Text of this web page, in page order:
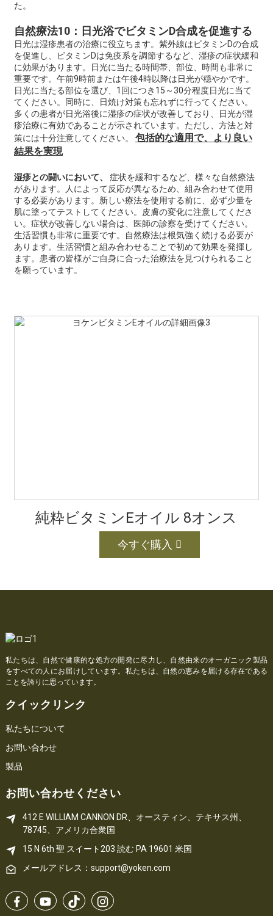
た。
自然療法10：日光浴でビタミンD合成を促進する
日光は湿疹患者の治療に役立ちます。紫外線はビタミンDの合成
を促進し、ビタミンDは免疫系を調節するなど、湿疹の症状緩和
に効果があります。日光に当たる時間帯、部位、時間も非常に
重要です。午前9時前または午後4時以降は日光が穏やかです。
日光に当たる部位を選び、1回につき15～30分程度日光に当て
てください。同時に、日焼け対策も忘れずに行ってください。
多くの患者が日光浴後に湿疹の症状が改善しており、日光が湿
疹治療に有効であることが示されています。ただし、方法と対
策には十分注意してください。 包括的な適用で、より良い
結果を実現
湿疹との闘いにおいて、
症状を緩和するなど、様々な自然療法
があります。人によって反応が異なるため、組み合わせて使用​​
する必要があります。新しい療法を使用する前に、必ず少量を
肌に塗ってテストしてください。皮膚の変化に注意してくださ
い。症状が改善しない場合は、医師の診察を受けてください。
生活習慣も非常に重要です。自然療法は根気強く続ける必要が
あります。生活習慣と組み合わせることで初めて効果を発揮し
ます。患者の皆様がご自身に合った治療法を見つけられること
を願っています。
純粋ビタミンEオイル 8オンス
今すぐ購入
私たちは、自然で健康的な処方の開発に尽力し、自然由来のオーガニック製品
をすべての人にお届けしています。私たちは、自然の恵みを届ける存在である
ことを誇りに思っています。
クイックリンク
私たちについて
お問い合わせ
製品
お問い合わせください
412 E WILLIAM CANNON DR、オースティン、テキサス州、
78745、アメリカ合衆国
15 N 6th 聖 スイート203 読む PA 19601 米国
メールアドレス：support@yoken.com